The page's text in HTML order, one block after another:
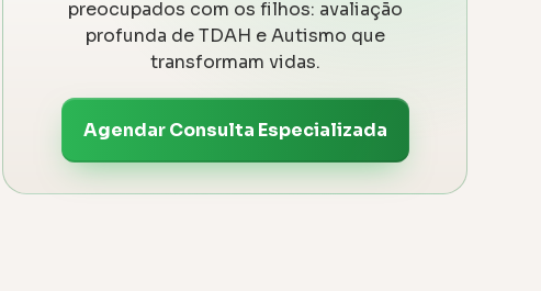
preocupados com os filhos: avaliação
profunda de TDAH e Autismo que
transformam vidas.
Agendar Consulta Especializada